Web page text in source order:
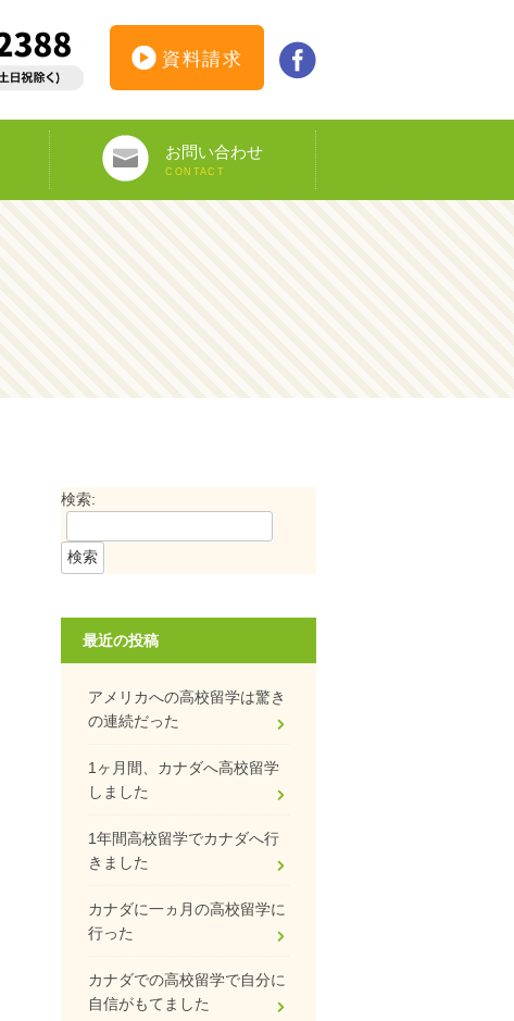
資料請求
お問い合わせ
CONTACT
カウンセリング予約
資料請求
オンライン申し込み
インターンシップ仮登録
ビザ申請サポート
DS-160
検索:
最近の投稿
アメリカへの高校留学は驚き
の連続だった
1ヶ月間、カナダへ高校留学
しました
1年間高校留学でカナダへ行
きました
カナダに一ヵ月の高校留学に
行った
カナダでの高校留学で自分に
自信がもてました